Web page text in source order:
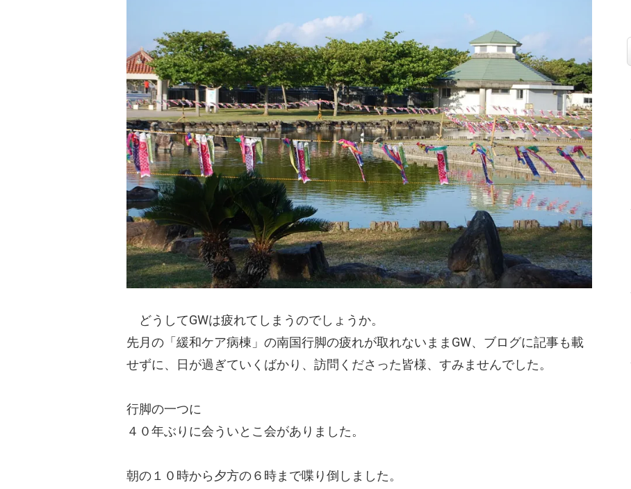
どうしてGWは疲れてしまうのでしょうか。
先月の「緩和ケア病棟」の南国行脚の疲れが取れないままGW、ブログに記事も載
せずに、日が過ぎていくばかり、訪問くださった皆様、すみませんでした。
行脚の一つに
４０年ぶりに会ういとこ会がありました。
朝の１０時から夕方の６時まで喋り倒しました。